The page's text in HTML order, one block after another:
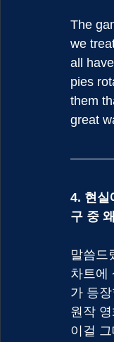
The
we
all
pies
them
great
4. 현실
구 중
말씀드
차트에
가 등
원작
이걸